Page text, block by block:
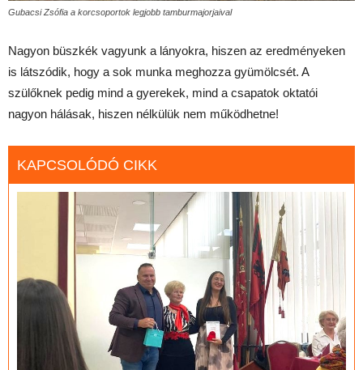
Gubacsi Zsófia a korcsoportok legjobb tamburmajorjaival
Nagyon büszkék vagyunk a lányokra, hiszen az eredményeken
is látszódik, hogy a sok munka meghozza gyümölcsét. A
szülőknek pedig mind a gyerekek, mind a csapatok oktatói
nagyon hálásak, hiszen nélkülük nem működhetne!
KAPCSOLÓDÓ CIKK